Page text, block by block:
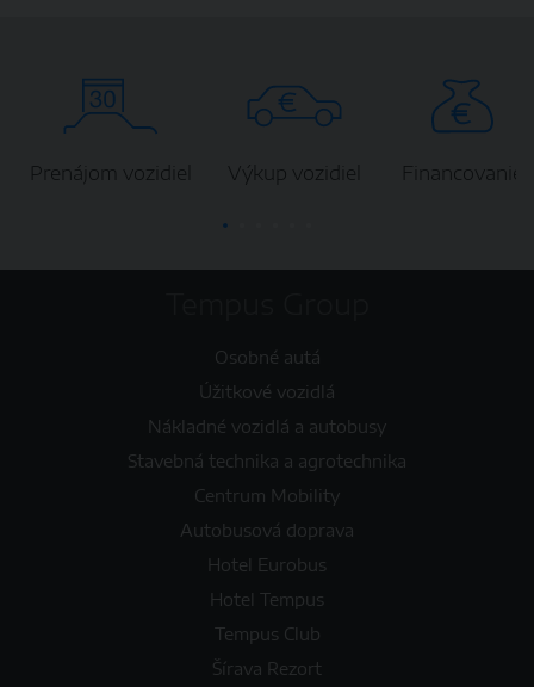
Prenájom vozidiel Výkup vozidiel Financovanie
Osobné autá
Úžitkové vozidlá
Nákladné vozidlá a autobusy
Stavebná technika a agrotechnika
Centrum Mobility
Autobusová doprava
Hotel Eurobus
Hotel Tempus
Tempus Club
Šírava Rezort